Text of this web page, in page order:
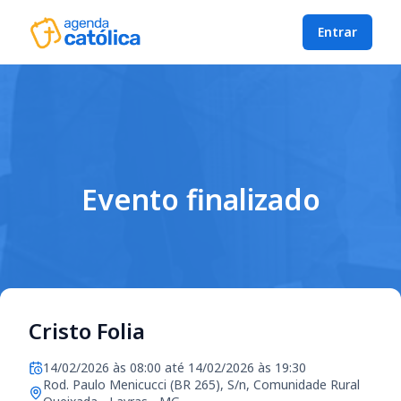
Entrar
Evento finalizado
Cristo Folia
14/02/2026 às 08:00 até 14/02/2026 às 19:30
Rod. Paulo Menicucci (BR 265), S/n, Comunidade Rural